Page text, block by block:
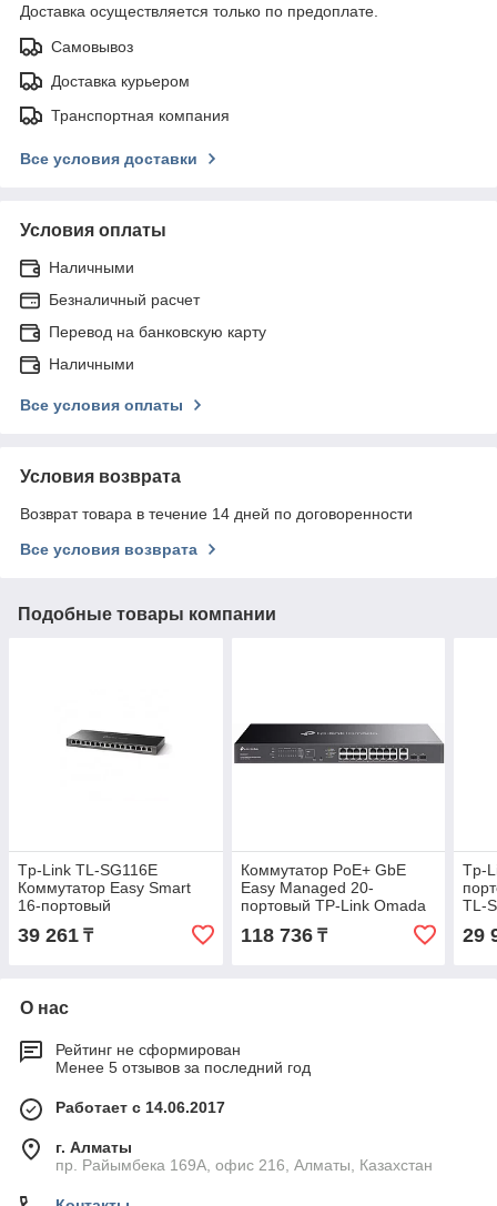
Доставка осуществляется только по предоплате.
Самовывоз
Доставка курьером
Транспортная компания
Все условия доставки
Условия оплаты
Наличными
Безналичный расчет
Перевод на банковскую карту
Наличными
Все условия оплаты
Условия возврата
Возврат товара в течение 14 дней по договоренности
Все условия возврата
Подобные товары компании
Tp-Link TL-SG116E
Коммутатор Easy Smart
16-портовый
39 261 ₸
Коммутатор PoE+ GbE
Easy Managed 20-
портовый TP-Link Omada
ES220GMP
118 736₸
Tp-
TL-
29
О нас
Рейтинг не сформирован
Менее 5 отзывов за последний год
Работает с 14.06.2017
г. Алматы
пр. Райымбека 169А, офис 216, Алматы, Казахстан